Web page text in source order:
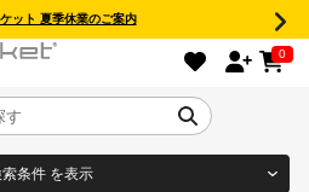
ット 夏季休業のご案内
0
条件 を表示